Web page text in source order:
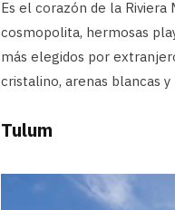
Es el corazón de la Riviera
cosmopolita, hermosas
más elegidos por
cristalino, arenas blancas y
Tulum